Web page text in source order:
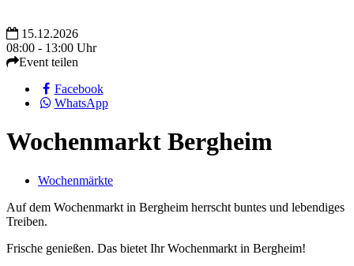
15.12.2026
08:00 - 13:00 Uhr
Event teilen
Facebook
WhatsApp
Wochenmarkt Bergheim
Wochenmärkte
Auf dem Wochenmarkt in Bergheim herrscht buntes und lebendiges
Treiben.
Frische genießen. Das bietet Ihr Wochenmarkt in Bergheim!